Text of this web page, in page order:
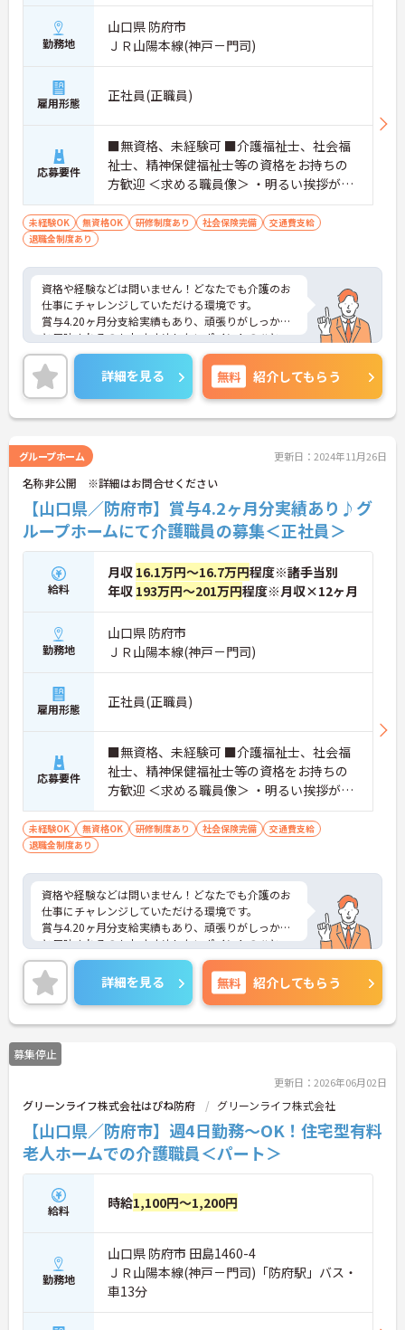
勤務地
山口県 防府市
ＪＲ山陽本線(神戸－門司)
雇用形態 正社員(正職員)
応募要件
■無資格、未経験可 ■介護福祉士、社会福
祉士、精神保健福祉士等の資格をお持ちの
方歓迎 ＜求める職員像＞ ・明るい挨拶がで
きる、素直で優しい方 ・未経験でもやる気
と熱意がある方 ・利用者本位の介護ができ
未経験OK 無資格OK 研修制度あり 社会保険完備
交通費支給
退職金制度あり
資格や経験などは問いません！どなたでも介護のお
仕事にチャレンジしていただける環境です。
賞与4.20ヶ月分支給実績もあり、頑張りがしっかり
と反映されるのもおすすめしたいポイントのひとつ
☆
ご興味がある方は是非一度マイナビまでお問合せ下
さい。更に詳細などお伝えします。
詳細を見る 無料 紹介してもらう
グループホーム 更新日：2024年11月26日
名称非公開 ※詳細はお問合せください
【山口県／防府市】賞与4.2ヶ月分実績あり♪グ
ループホームにて介護職員の募集＜正社員＞
給料
月収 16.1万円～16.7万円程度※諸手当別
年収 193万円～201万円程度※月収×12ヶ月
勤務地
山口県 防府市
ＪＲ山陽本線(神戸－門司)
雇用形態 正社員(正職員)
応募要件
■無資格、未経験可 ■介護福祉士、社会福
祉士、精神保健福祉士等の資格をお持ちの
方歓迎 ＜求める職員像＞ ・明るい挨拶がで
きる、素直で優しい方 ・未経験でもやる気
と熱意がある方 ・利用者本位の介護ができ
未経験OK 無資格OK 研修制度あり 社会保険完備
交通費支給
退職金制度あり
資格や経験などは問いません！どなたでも介護のお
仕事にチャレンジしていただける環境です。
賞与4.20ヶ月分支給実績もあり、頑張りがしっかり
と反映されるのもおすすめしたいポイントのひとつ
☆
ご興味がある方は是非一度マイナビまでお問合せ下
さい。更に詳細などお伝えします。
詳細を見る 無料 紹介してもらう
募集停止
更新日：2026年06月02日
グリーンライフ株式会社はぴね防府 グリーンライフ株式会社
【山口県／防府市】週4日勤務～OK！住宅型有料
老人ホームでの介護職員＜パート＞
給料 時給1,100円～1,200円
勤務地
山口県 防府市 田島1460-4
ＪＲ山陽本線(神戸－門司)「防府駅」バス・
車13分